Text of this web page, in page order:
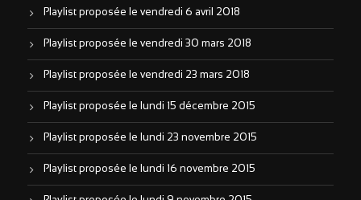
Playlist proposée le vendredi 6 avril 2018
Playlist proposée le vendredi 30 mars 2018
Playlist proposée le vendredi 23 mars 2018
Playlist proposée le lundi 15 décembre 2015
Playlist proposée le lundi 23 novembre 2015
Playlist proposée le lundi 16 novembre 2015